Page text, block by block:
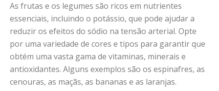
As frutas e os legumes são ricos em nutrientes
essenciais, incluindo o potássio, que pode ajudar a
reduzir os efeitos do sódio na tensão arterial. Opte
por uma variedade de cores e tipos para garantir que
obtém uma vasta gama de vitaminas, minerais e
antioxidantes. Alguns exemplos são os espinafres, as
cenouras, as maçãs, as bananas e as laranjas.